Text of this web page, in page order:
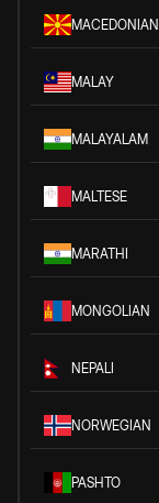
MACEDONIAN
MALAY
MALAYALAM
MALTESE
MARATHI
MONGOLIAN
NEPALI
NORWEGIAN
PASHTO